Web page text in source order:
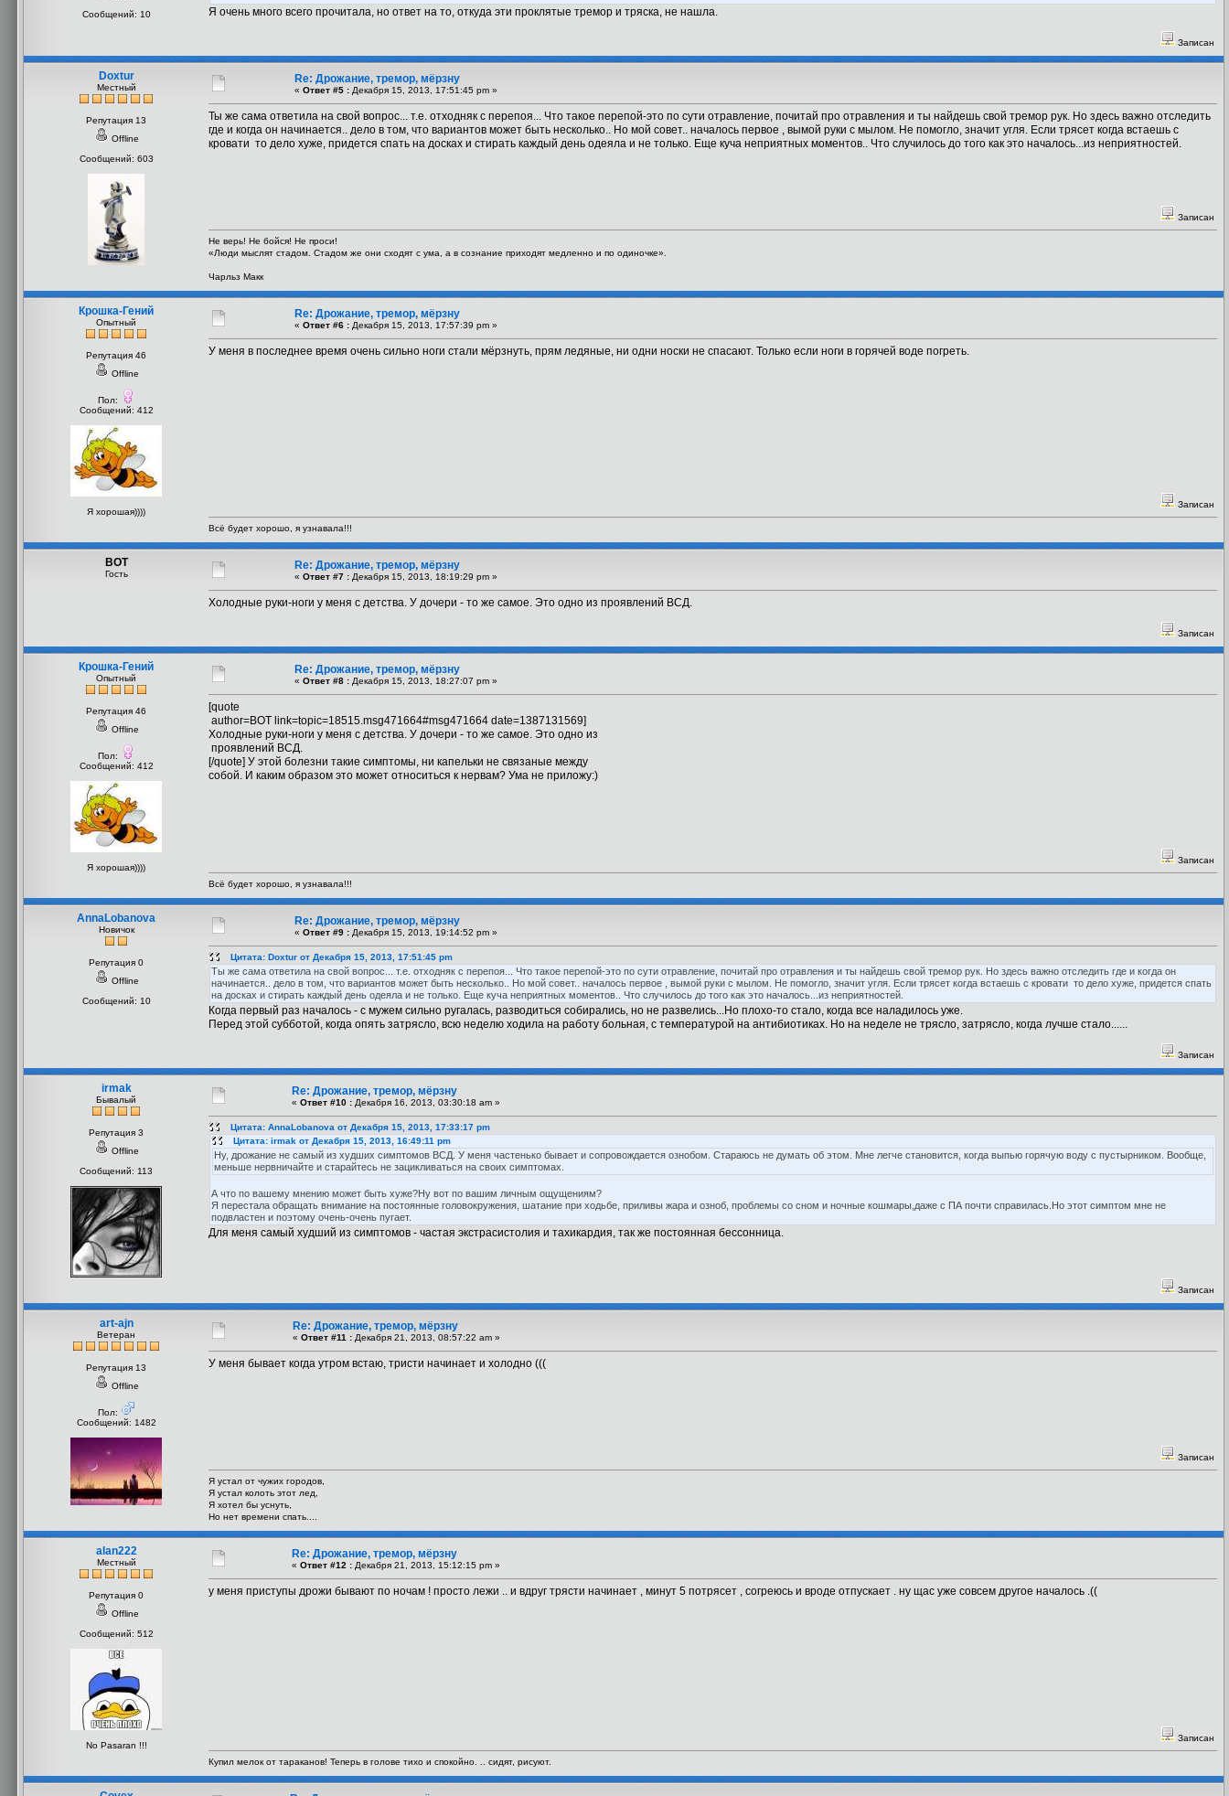
Сообщений: 10
Я очень много всего прочитала, но ответ на то, откуда эти проклятые тремор и тряска, не нашла.
Записан
Doxtur
Местный
Репутация 13
Offline
Сообщений: 603
Re: Дрожание, тремор, мёрзну
« Ответ #5 : Декабря 15, 2013, 17:51:45 pm »
Ты же сама ответила на свой вопрос... т.е. отходняк с перепоя... Что такое перепой-это по сути отравление, почитай про отравления и ты найдешь свой тремор рук. Но здесь важно отследить
где и когда он начинается.. дело в том, что вариантов может быть несколько.. Но мой совет.. началось первое , вымой руки с мылом. Не помогло, значит угля. Если трясет когда встаешь с
кровати то дело хуже, придется спать на досках и стирать каждый день одеяла и не только. Еще куча неприятных моментов.. Что случилось до того как это началось...из неприятностей.
Записан
Не верь! Не бойся! Не проси!
«Люди мыслят стадом. Стадом же они сходят с ума, а в сознание приходят медленно и по одиночке».
Чарльз Макк
Крошка-Гений
Опытный
Репутация 46
Offline
Пол:
Сообщений: 412
Я хорошая))))
Re: Дрожание, тремор, мёрзну
« Ответ #6 : Декабря 15, 2013, 17:57:39 pm »
У меня в последнее время очень сильно ноги стали мёрзнуть, прям ледяные, ни одни носки не спасают. Только если ноги в горячей воде погреть.
Записан
Всё будет хорошо, я узнавала!!!
ВОТ
Гость
Re: Дрожание, тремор, мёрзну
« Ответ #7 : Декабря 15, 2013, 18:19:29 pm »
Холодные руки-ноги у меня с детства. У дочери - то же самое. Это одно из проявлений ВСД.
Записан
Крошка-Гений
Опытный
Репутация 46
Offline
Пол:
Сообщений: 412
Я хорошая))))
Re: Дрожание, тремор, мёрзну
« Ответ #8 : Декабря 15, 2013, 18:27:07 pm »
[quote
author=ВОТ link=topic=18515.msg471664#msg471664 date=1387131569]
Холодные руки-ноги у меня с детства. У дочери - то же самое. Это одно из
проявлений ВСД.
[/quote] У этой болезни такие симптомы, ни капельки не связаные между
собой. И каким образом это может относиться к нервам? Ума не приложу:)
Записан
Всё будет хорошо, я узнавала!!!
AnnaLobanova
Новичок
Репутация 0
Offline
Сообщений: 10
Re: Дрожание, тремор, мёрзну
« Ответ #9 : Декабря 15, 2013, 19:14:52 pm »
Цитата: Doxtur от Декабря 15, 2013, 17:51:45 pm
Ты же сама ответила на свой вопрос... т.е. отходняк с перепоя... Что такое перепой-это по сути отравление, почитай про отравления и ты найдешь свой тремор рук. Но здесь важно отследить где и когда он
начинается.. дело в том, что вариантов может быть несколько.. Но мой совет.. началось первое , вымой руки с мылом. Не помогло, значит угля. Если трясет когда встаешь с кровати то дело хуже, придется спать
на досках и стирать каждый день одеяла и не только. Еще куча неприятных моментов.. Что случилось до того как это началось...из неприятностей.
Когда первый раз началось - с мужем сильно ругалась, разводиться собирались, но не развелись...Но плохо-то стало, когда все наладилось уже.
Перед этой субботой, когда опять затрясло, всю неделю ходила на работу больная, с температурой на антибиотиках. Но на неделе не трясло, затрясло, когда лучше стало......
Записан
irmak
Бывалый
Репутация 3
Offline
Сообщений: 113
Re: Дрожание, тремор, мёрзну
« Ответ #10 : Декабря 16, 2013, 03:30:18 am »
Цитата: AnnaLobanova от Декабря 15, 2013, 17:33:17 pm
Цитата: irmak от Декабря 15, 2013, 16:49:11 pm
Ну, дрожание не самый из худших симптомов ВСД. У меня частенько бывает и сопровождается ознобом. Стараюсь не думать об этом. Мне легче становится, когда выпью горячую воду с пустырником. Вообще,
меньше нервничайте и старайтесь не зацикливаться на своих симптомах.
А что по вашему мнению может быть хуже?Ну вот по вашим личным ощущениям?
Я перестала обращать внимание на постоянные головокружения, шатание при ходьбе, приливы жара и озноб, проблемы со сном и ночные кошмары,даже с ПА почти справилась.Но этот симптом мне не
подвластен и поэтому очень-очень пугает.
Для меня самый худший из симптомов - частая экстрасистолия и тахикардия, так же постоянная бессонница.
Записан
art-ajn
Ветеран
Репутация 13
Offline
Пол:
Сообщений: 1482
Re: Дрожание, тремор, мёрзну
« Ответ #11 : Декабря 21, 2013, 08:57:22 am »
У меня бывает когда утром встаю, тристи начинает и холодно (((
Записан
Я устал от чужих городов,
Я устал колоть этот лед,
Я хотел бы уснуть,
Но нет времени спать....
alan222
Местный
Репутация 0
Offline
Сообщений: 512
No Pasaran !!!
Re: Дрожание, тремор, мёрзну
« Ответ #12 : Декабря 21, 2013, 15:12:15 pm »
у меня приступы дрожи бывают по ночам ! просто лежи .. и вдруг трясти начинает , минут 5 потрясет , согреюсь и вроде отпускает . ну щас уже совсем другое началось .((
Записан
Купил мелок от тараканов! Теперь в голове тихо и спокойно. .. сидят, рисуют.